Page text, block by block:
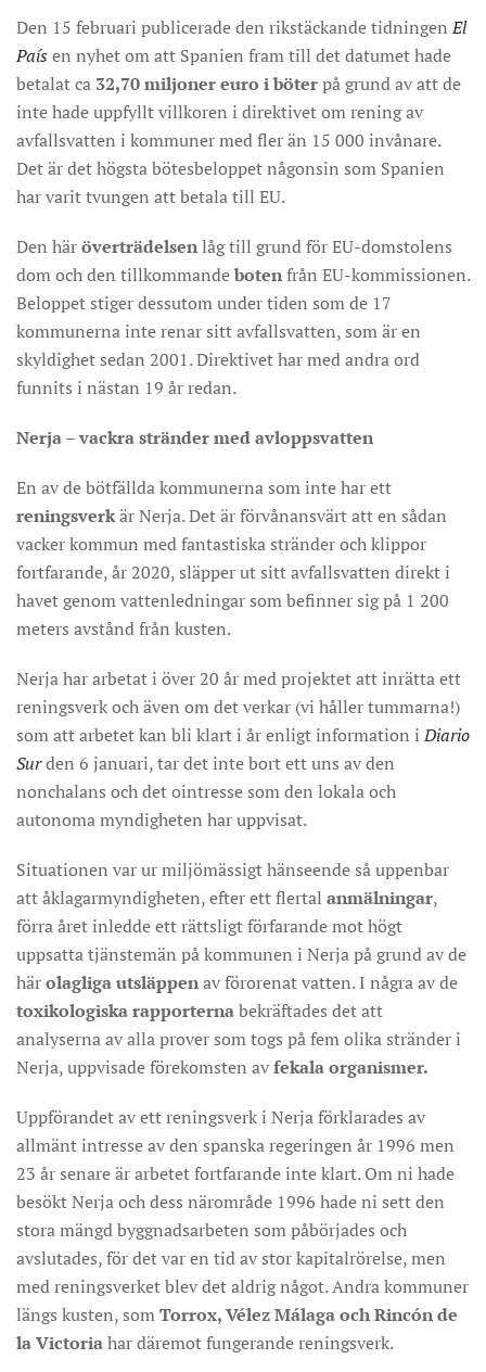
Den 15 februari publicerade den rikstäckande tidningenEl
País en nyhet om att Spanien fram till det datumet hade
betalat ca 32,70 miljoner euro i böterpå grund av att de
inte hade uppfyllt villkoren i direktivet om rening av
avfallsvatten i kommuner med fler än 15 000 invånare.
Det är det högsta bötesbeloppet någonsin som Spanien
har varit tvungen att betala till EU.
Den häröverträdelsenlåg till grund för EU-domstolens
dom och den tillkommandebotenfrån EU-kommissionen.
Beloppet stiger dessutom under tiden som de 17
kommunerna inte renar sitt avfallsvatten, som är en
skyldighet sedan 2001. Direktivet har med andra ord
funnits i nästan 19 år redan.
Nerja – vackra stränder med avloppsvatten
En av de bötfällda kommunerna som inte har ett
reningsverkär Nerja. Det är förvånansvärt att en sådan
vacker kommun med fantastiska stränder och klippor
fortfarande, år 2020, släpper ut sitt avfallsvatten direkt i
havet genom vattenledningar som befinner sig på 1 200
meters avstånd från kusten.
Nerja har arbetat i över 20 år med projektet att inrätta ett
reningsverk och även om det verkar (vi håller tummarna!)
som att arbetet kan bli klart i år enligt information iDiario
Surden 6 januari, tar det inte bort ett uns av den
nonchalans och det ointresse som den lokala och
autonoma myndigheten har uppvisat.
Situationen var ur miljömässigt hänseende så uppenbar
att åklagarmyndigheten, efter ett flertal anmälningar,
förra året inledde ett rättsligt förfarande mot högt
uppsatta tjänstemän på kommunen i Nerja på grund av de
härolagliga utsläppenav förorenat vatten. I några av de
toxikologiska rapporternabekräftades det att
analyserna av alla prover som togs på fem olika stränder i
Nerja, uppvisade förekomsten avfekala organismer.
Uppförandet av ett reningsverk i Nerja förklarades av
allmänt intresse av den spanska regeringen år 1996 men
23 år senare är arbetet fortfarande inte klart. Om ni hade
besökt Nerja och dess närområde 1996 hade ni sett den
stora mängd byggnadsarbeten som påbörjades och
avslutades, för det var en tid av stor kapitalrörelse, men
med reningsverket blev det aldrig något. Andra kommuner
längs kusten, somTorrox, Vélez Málaga och Rincón de
la Victoriahar däremot fungerande reningsverk.